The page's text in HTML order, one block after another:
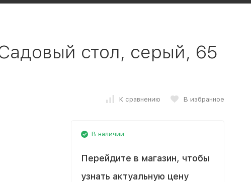
стол, серый, 65
К сравнению В избранное
В наличии
Перейдите в магазин, чтобы
узнать актуальную цену